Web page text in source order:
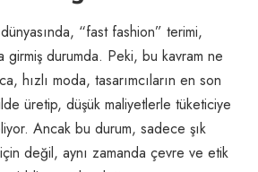
“fast fashion” terimi,
girmiş durumda. Peki, bu kavram ne
hızlı moda, tasarımcıların en son
üretip, düşük maliyetlerle tüketiciye
Ancak bu durum, sadece şık
değil, aynı zamanda çevre ve etik